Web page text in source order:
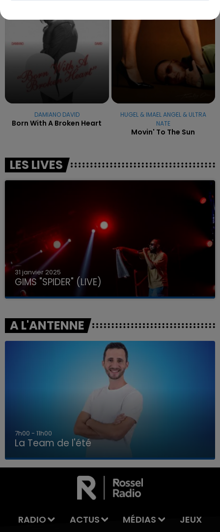
LA TEAM DE L'ÉTÉ
DAMIANO DAVID
Born With A Broken Heart
HUGEL & IMAEL ANGEL & ULTRA
NATE
Movin' To The Sun
LES LIVES
31 janvier 2025
GIMS "SPIDER" (LIVE)
A L'ANTENNE
7h00 - 11h00
La Team de l'été
RADIO ACTUS MÉDIAS JEUX